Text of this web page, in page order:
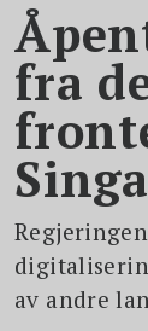
fra
av andre